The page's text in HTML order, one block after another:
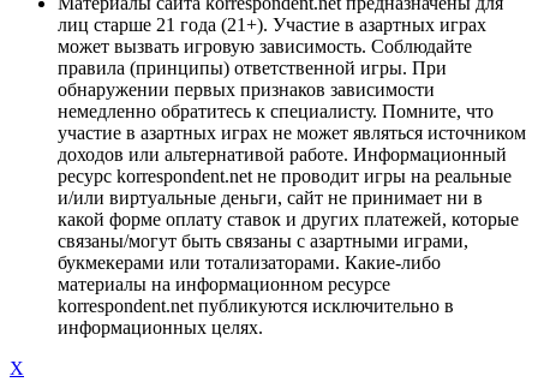
лиц старше 21 года (21+). Участие в азартных играх
может вызвать игровую зависимость. Соблюдайте
правила (принципы) ответственной игры. При
обнаружении первых признаков зависимости
немедленно обратитесь к специалисту. Помните, что
участие в азартных играх не может являться источником
доходов или альтернативой работе. Информационный
ресурс korrespondent.net не проводит игры на реальные
и/или виртуальные деньги, сайт не принимает ни в
какой форме оплату ставок и других платежей, которые
связаны/могут быть связаны с азартными играми,
букмекерами или тотализаторами. Какие-либо
материалы на информационном ресурсе
korrespondent.net публикуются исключительно в
информационных целях.
X